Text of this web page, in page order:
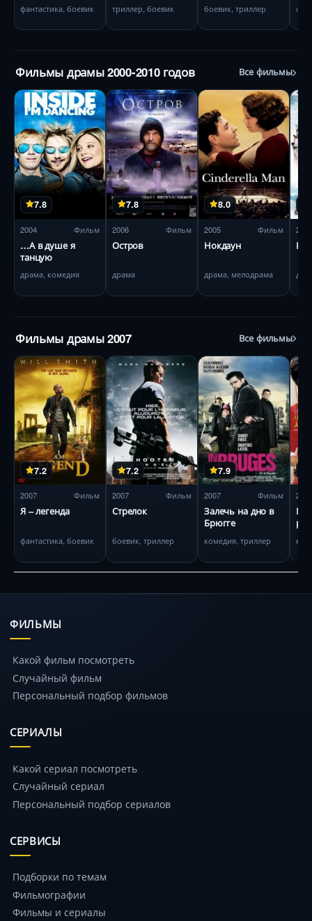
фантастика, боевик триллер, боевик боевик, триллер
Фильмы драмы 2000-2010 годов Все фильмы
7.8
2004 Фильм
…А в душе я
танцую
драма, комедия
7.8
2006 Фильм
Остров
драма
8.0
2005 Фильм
Нокдаун
драма, мелодрама
2006
Фильмы драмы 2007 Все фильмы
7.2
2007 Фильм
Я – легенда
фантастика, боевик
7.2
2007 Фильм
Стрелок
боевик, триллер
7.9
2007 Фильм
Залечь на дно в
Брюгге
комедия, триллер
2007
ФИЛЬМЫ
Какой фильм посмотреть
Случайный фильм
Персональный подбор фильмов
СЕРИАЛЫ
Какой сериал посмотреть
Случайный сериал
Персональный подбор сериалов
СЕРВИСЫ
Подборки по темам
Фильмографии
Фильмы и сериалы